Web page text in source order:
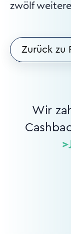
zwölf
Zurück zu
Wir